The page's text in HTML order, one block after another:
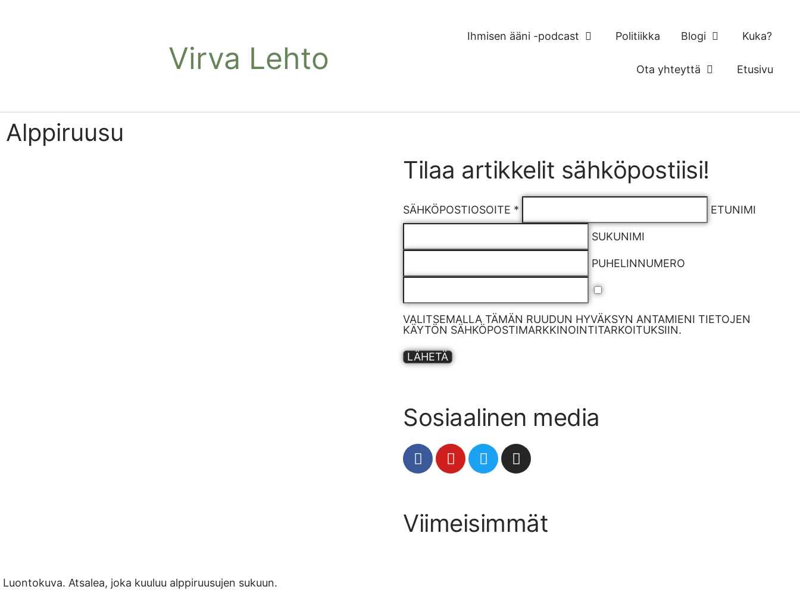
Virva Lehto
Ihmisen ääni -podcast Politiikka Blogi Kuka?
Ota yhteyttä Etusivu
Alppiruusu
Luontokuva. Atsalea, joka kuuluu alppiruusujen sukuun.
Tilaa artikkelit sähköpostiisi!
SÄHKÖPOSTIOSOITE * ETUNIMI
SUKUNIMI
PUHELINNUMERO
VALITSEMALLA TÄMÄN RUUDUN HYVÄKSYN ANTAMIENI TIETOJEN
KÄYTÖN SÄHKÖPOSTIMARKKINOINTITARKOITUKSIIN.
LÄHETÄ
Sosiaalinen media
Viimeisimmät